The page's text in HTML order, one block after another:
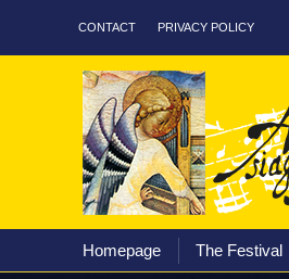
CONTACT PRIVACY POLICY
Homepage The Festival